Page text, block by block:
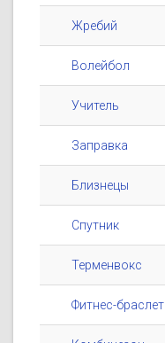
Жребий
Волейбол
Учитель
Заправка
Близнецы
Спутник
Терменвокс
Фитнес-браслет